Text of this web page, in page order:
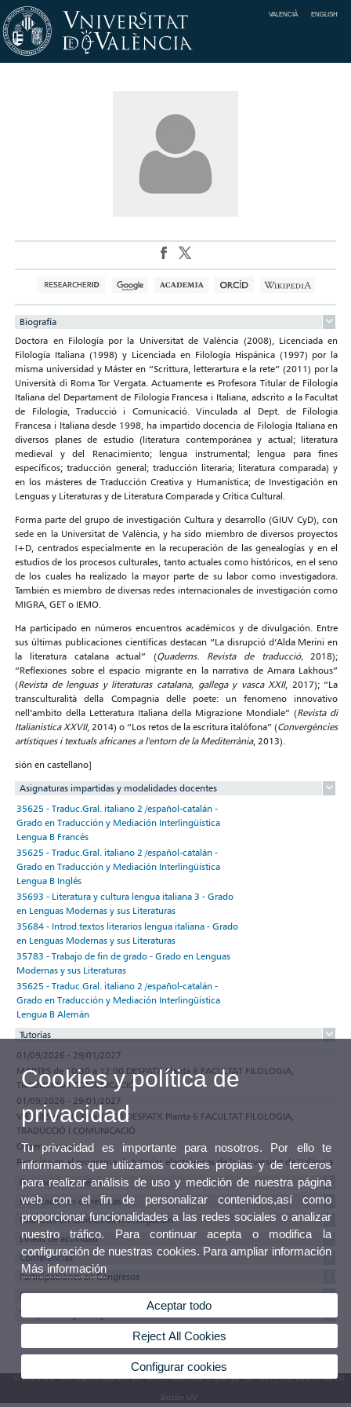
VALENCIÀ ENGLISH
Biografía
Doctora en Filología por la Universitat de València (2008), Licenciada en
Filología Italiana (1998) y Licenciada en Filología Hispánica (1997) por la
misma universidad y Máster en “Scrittura, letterartura e la rete” (2011) por la
Università di Roma Tor Vergata. Actuamente es Profesora Titular de Filología
Italiana del Departament de Filologia Francesa i Italiana, adscrito a la Facultat
de Filologia, Traducció i Comunicació. Vinculada al Dept. de Filologia
Francesa i Italiana desde 1998, ha impartido docencia de Filología Italiana en
diversos planes de estudio (literatura contemporánea y actual; literatura
medieval y del Renacimiento; lengua instrumental; lengua para fines
específicos; traducción general; traducción literaria; literatura comparada) y
en los másteres de Traducción Creativa y Humanística; de Investigación en
Lenguas y Literaturas y de Literatura Comparada y Crítica Cultural.
Forma parte del grupo de investigación Cultura y desarrollo (GIUV CyD), con
sede en la Universitat de València, y ha sido miembro de diversos proyectos
I+D, centrados especialmente en la recuperación de las genealogías y en el
estudios de los procesos culturales, tanto actuales como históricos, en el seno
de los cuales ha realizado la mayor parte de su labor como investigadora.
También es miembro de diversas redes internacionales de investigación como
MIGRA, GET o IEMO.
Ha participado en números encuentros académicos y de divulgación. Entre
sus últimas publicaciones científicas destacan “La disrupció d’Alda Merini en
la literatura catalana actual” (Quaderns. Revista de traducció, 2018);
“Reflexiones sobre el espacio migrante en la narrativa de Amara Lakhous”
(Revista de lenguas y literaturas catalana, gallega y vasca XXII, 2017); “La
transculturalità della Compagnia delle poete: un fenomeno innovativo
nell’ambito della Letteratura Italiana della Migrazione Mondiale” (Revista di
Italianistica XXVII, 2014) o “Los retos de la escritura italófona” (Convergències
artístiques i textuals africanes a l'entorn de la Mediterrània, 2013).
sión en castellano]
Asignaturas impartidas y modalidades docentes
35625 - Traduc.Gral. italiano 2 /español-catalán -
Grado en Traducción y Mediación Interlingüística
Lengua B Francés
35625 - Traduc.Gral. italiano 2 /español-catalán -
Grado en Traducción y Mediación Interlingüística
Lengua B Inglés
35693 - Literatura y cultura lengua italiana 3 - Grado
en Lenguas Modernas y sus Literaturas
35684 - Introd.textos literarios lengua italiana - Grado
en Lenguas Modernas y sus Literaturas
35783 - Trabajo de fin de grado - Grado en Lenguas
Modernas y sus Literaturas
35625 - Traduc.Gral. italiano 2 /español-catalán -
Grado en Traducción y Mediación Interlingüística
Lengua B Alemán
Tutorías
01/09/2026 - 29/01/2027
MARTES de 10:30 a 12:00 DESPATX Planta 6 FACULTAT FILOLOGIA,
TRADUCCIÓ I COMUNICACIÓ
01/09/2026 - 29/01/2027
VIERNES de 10:30 a 12:00 DESPATX Planta 6 FACULTAT FILOLOGIA,
TRADUCCIÓ I COMUNICACIÓ
Observaciones
Participa en el programa de tutorías electrónicas de la Universitat de València
Formación académica
Publicaciones en revistas
Estancias en Centros de Investigación
Lineas de actividad
Conferencias
Participaciones en Congresos
Proyectos
Tesis, tesinas y trabajos
© 2026 UV. - Av. Blasco Ibáñez, 13. 46010 València. Espanya. Tel. UV: (+34) 963 86 41 00
Buzón UV
Cookies y política de
privacidad
Tu privacidad es importante para nosotros. Por ello te
informamos que utilizamos cookies propias y de terceros
para realizar análisis de uso y medición de nuestra página
web con el fin de personalizar contenidos,así como
proporcionar funcionalidades a las redes sociales o analizar
nuestro tráfico. Para continuar acepta o modifica la
configuración de nuestras cookies. Para ampliar información
Más información
Aceptar todo
Reject All Cookies
Configurar cookies